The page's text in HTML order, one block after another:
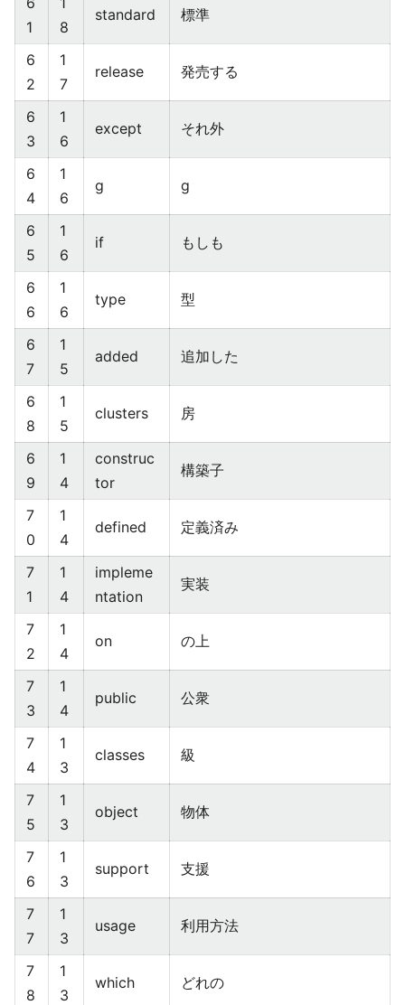
1
8
standard 標準
6
2
1
7
release 発売する
6
3
1
6
except それ外
6
4
1
6
g g
6
5
1
6
if もしも
6
6
1
6
type 型
6
7
1
5
added 追加した
6
8
1
5
clusters 房
6
9
1
4
construc
tor
構築子
7
0
1
4
defined 定義済み
7
1
1
4
impleme
ntation
実装
7
2
1
4
on の上
7
3
1
4
public 公衆
7
4
1
3
classes 級
7
5
1
3
object 物体
7
6
1
3
support 支援
7
7
1
3
usage 利用方法
7
8
1
3
which どれの